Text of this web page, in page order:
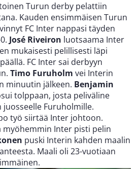
Turun derby pelattiin
Kauden ensimmäisen Turun
FC Inter nappasi täyden
José Riveiron luotsaama Inter
mukaisesti pelillisesti läpi
FC Inter sai derbyyn
Timo Furuholm vei Interin
minuutin jälkeen. Benjamin
tolppaan, josta peliväline
Furuholmille.
työ siirtää Inter johtoon.
Inter pisti pelin
puski Interin kahden maalin
Maali oli 23-vuotiaan